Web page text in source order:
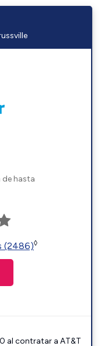
de hasta
(2486)◊
al contratar a AT&T